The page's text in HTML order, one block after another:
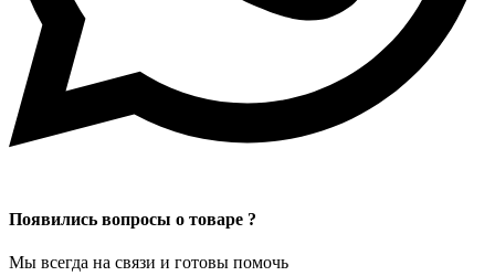
Появились вопросы о товаре ?
Мы всегда на связи и готовы помочь